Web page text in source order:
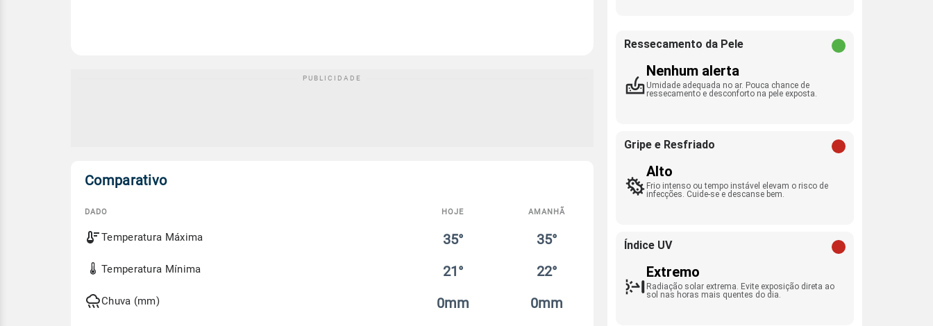
Comparativo
Comparativo
entre
previsão
amanhã
DADO HOJE AMANHÃ
Temperatura Máxima 35° 35°
Temperatura Mínima 21° 22°
Chuva (mm) 0mm 0mm
Ressecamento da Pele
Nenhum alerta
Umidade adequada no ar. Pouca chance de
ressecamento e desconforto na pele exposta.
Gripe e Resfriado
Alto
Frio intenso ou tempo instável elevam o risco de
infecções. Cuide-se e descanse bem.
Índice UV
Extremo
Radiação solar extrema. Evite exposição direta ao
sol nas horas mais quentes do dia.